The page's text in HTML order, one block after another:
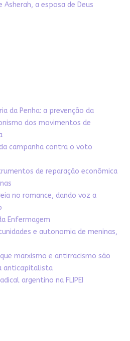
Asherah, a esposa de Deus
da Penha: a prevenção da
dos movimentos de
campanha contra o voto
de reparação econômica
no romance, dando voz a
Enfermagem
e autonomia de meninas,
marxismo e antirracismo são
anticapitalista
argentino na FLIPEI